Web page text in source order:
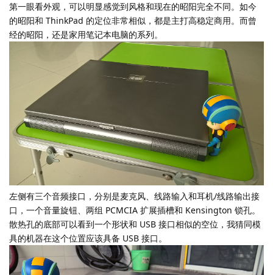
第一眼看外观，可以明显感觉到风格和现在的昭阳完全不同。如今
的昭阳和 ThinkPad 的定位非常相似，都是主打高稳定商用。而曾
经的昭阳，还是家用笔记本电脑的系列。
左侧有三个音频接口，分别是麦克风、线路输入和耳机/线路输出接
口，一个音量旋钮、两组 PCMCIA 扩展插槽和 Kensington 锁孔。
散热孔的底部可以看到一个形状和 USB 接口相似的空位，我猜同模
具的机器在这个位置应该具备 USB 接口。